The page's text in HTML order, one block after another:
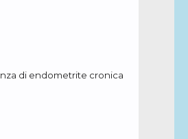
di endometrite cronica